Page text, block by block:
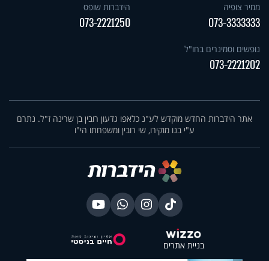
ממיר צופיה
073-3333333
הידברות שופס
073-2221250
נופשים וסמינרים בחו"ל
073-2221202
אתר הידברות החדש מוקדש לע"נ כלאפו גדעון רובין בן שרינה ז"ל. נתרם
ע"י בנו מוקירו, שי רובין ומשפחתו הי"ו
בניית אתרים